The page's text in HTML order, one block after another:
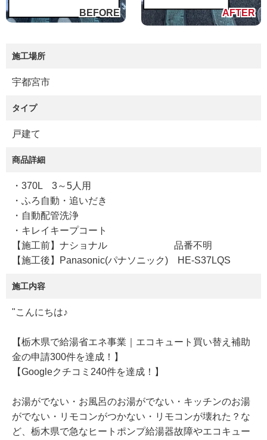
施工場所
宇都宮市
タイプ
戸建て
商品詳細
・370L 3～5人用
・ふろ自動・追いだき
・自動配管洗浄
・キレイキープコート
【施工前】ナショナル 品番不明
【施工後】Panasonic(パナソニック) HE-S37LQS
施工内容
"こんにちは♪
【栃木県で給湯省エネ事業｜エコキュート買い替え補助
金の申請300件を達成！】
【Googleクチコミ240件を達成！】
お湯がでない・お風呂のお湯がでない・キッチンのお湯
がでない・リモコンがつかない・リモコンが壊れた？な
ど、栃木県で急なヒートポンプ給湯器故障やエコキュー